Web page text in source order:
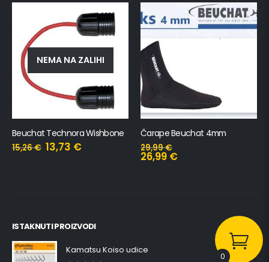
NEMA NA ZALIHI
Beuchat Technora Wishbone
15,26€ 13,73 €
Čarape Beuchat 4mm
29,99€
26,99 €
ISTAKNUTI PROIZVODI
Kamatsu Koiso udice
0